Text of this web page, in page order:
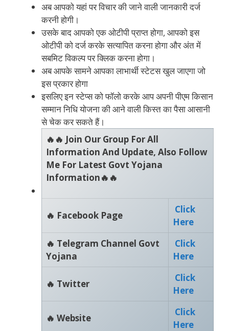
अब आपको यहां पर विचार की जाने वाली जानकारी दर्ज
करनी होगी।
उसके बाद आपको एक ओटीपी प्राप्त होगा, आपको इस
ओटीपी को दर्ज करके सत्यापित करना होगा और अंत में
सबमिट विकल्प पर क्लिक करना होगा।
अब आपके सामने आपका लाभार्थी स्टेटस खुल जाएगा जो
इस प्रकार होगा
इसलिए इन स्टेप्स को फॉलो करके आप अपनी पीएम किसान
सम्मान निधि योजना की आने वाली किस्त का पैसा आसानी
से चेक कर सकते हैं।
🔥🔥 Join Our Group For All
Information And Update, Also Follow
Me For Latest Govt Yojana
Information🔥🔥
🔥 Facebook Page
Click
Here
🔥 Telegram Channel Govt
Yojana
Click
Here
🔥 Twitter
Click
Here
🔥 Website
Click
Here